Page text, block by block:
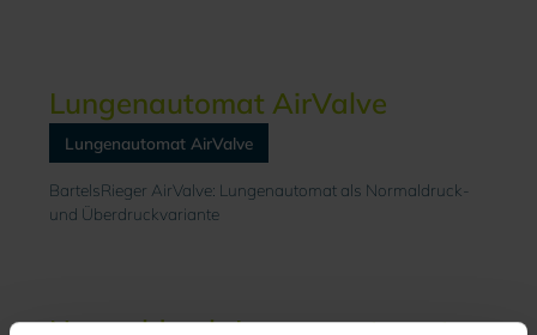
Lungenautomat AirValve
Lungenautomat AirValve
BartelsRieger AirValve: Lungenautomat als Normaldruck-
und Überdruckvariante